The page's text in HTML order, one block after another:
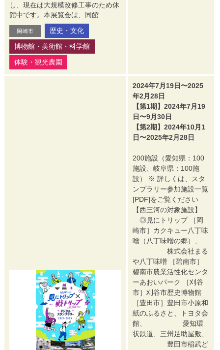
し、現在は大規模改修工事のため休
館中です。本展覧会は、同館...
岡崎市
歴史・文化
博物館・美術館・科学館
体験・観光農園
2024年7月19日〜2025
年2月28日
【第1期】2024年7月19
日〜9月30日
【第2期】2024年10月1
日〜2025年2月28日
200施設（愛知県：100
施設、岐阜県：100施
設） ※ 詳しくは、スタ
ンプラリー参加施設一覧
[PDF]をご覧ください
【西三河の対象施設】
◎見にトリップ ［岡
崎市］カクキュー八丁味
噌（八丁味噌の郷）、
株式会社まる
や八丁味噌 ［碧南市］
碧南市農業活性化センタ
ーあおいパーク ［刈谷
市］刈谷市歴史博物館
［豊田市］豊田市小原和
紙のふるさと、トヨタ会
館、 愛知環
状鉄道、三州足助屋敷、
豊田市稲武ど